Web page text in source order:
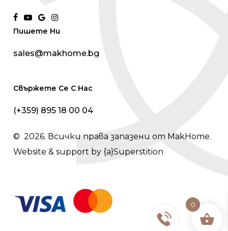
facebook
youtube
google-
plus
instagram
Пишете Ни
sales@makhome.bg
Свържете Се С Нас
(+359) 895 18 00 04
© 2026. Всички права запазени от MakHome.
Website & support by {a}Superstition
0